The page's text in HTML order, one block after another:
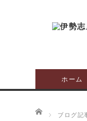
ホーム
ホーム
ブログ記